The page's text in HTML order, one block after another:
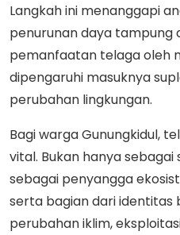
Langkah ini menanggapi
penurunan daya tampung
pemanfaatan telaga oleh
dipengaruhi masuknya
perubahan lingkungan.
Bagi warga Gunungkidul,
vital. Bukan hanya
sebagai penyangga
serta bagian dari identitas
perubahan iklim,